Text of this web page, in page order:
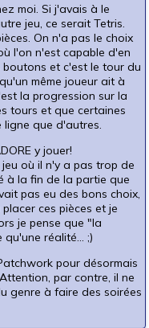
moi. Si j'avais à le
jeu, ce serait Tetris.
On n'a pas le choix
l'on n'est capable d'en
et c'est le tour du
même joueur ait à
la progression sur la
tours et que certaines
ligne que d'autres.
y jouer!
où il n'y a pas trop de
à la fin de la partie que
pas eu des bons choix,
ces pièces et je
je pense que "la
réalité... ;)
pour désormais
par contre, il ne
genre à faire des soirées